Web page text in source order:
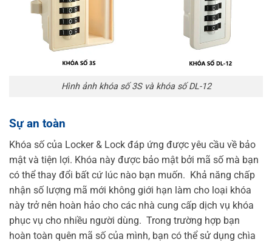
Hình ảnh khóa số 3S và khóa số DL-12
Sự an toàn
Khóa số của Locker & Lock đáp ứng được yêu cầu về bảo
mật và tiện lợi. Khóa này được bảo mật bởi mã số mà bạn
có thể thay đổi bất cứ lúc nào bạn muốn. Khả năng chấp
nhận số lượng mã mới không giới hạn làm cho loại khóa
này trở nên hoàn hảo cho các nhà cung cấp dịch vụ khóa
phục vụ cho nhiều người dùng. Trong trường hợp bạn
hoàn toàn quên mã số của mình, bạn có thể sử dụng chìa